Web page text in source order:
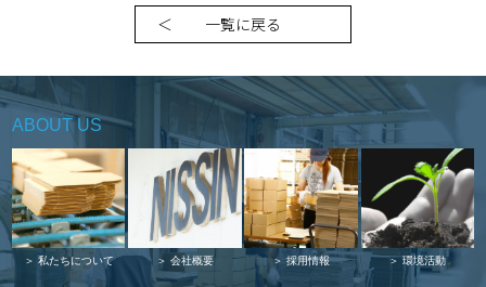
一覧に戻る
ABOUT US
私たちについて 会社概要 採用情報 環境活動